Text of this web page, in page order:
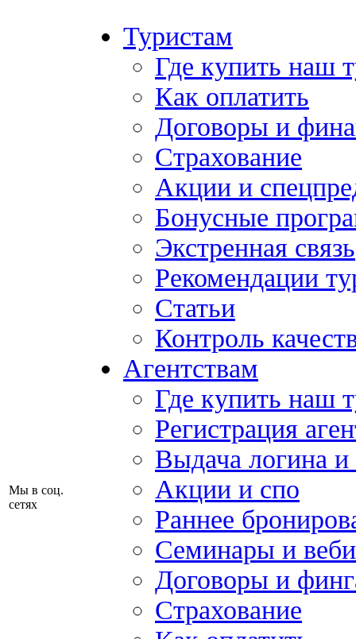
Мы в соц.
сетях
Туристам
Где купить наш
Как оплатить
Договоры и
Страхование
Акции и
Бонусные
Экстренная связь
Рекомендации
Статьи
Контроль
Агентствам
Где купить наш
Регистрация
Выдача логина и
Акции и спо
Раннее
Семинары и
Договоры и
Страхование